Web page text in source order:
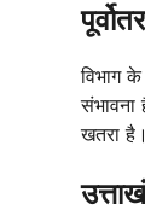
विभाग
खतरा